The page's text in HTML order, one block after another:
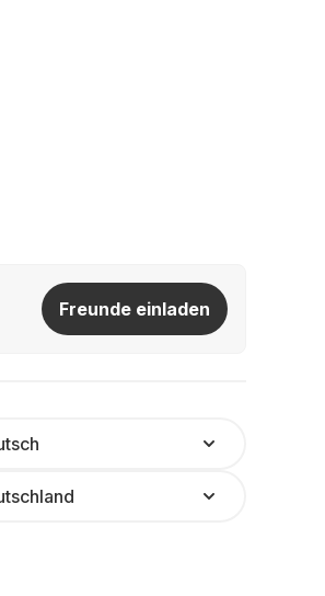
Freunde einladen